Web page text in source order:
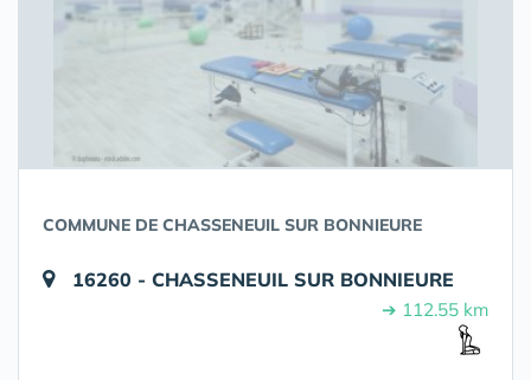
COMMUNE DE CHASSENEUIL SUR BONNIEURE
16260 - CHASSENEUIL SUR BONNIEURE
➔ 112.55 km